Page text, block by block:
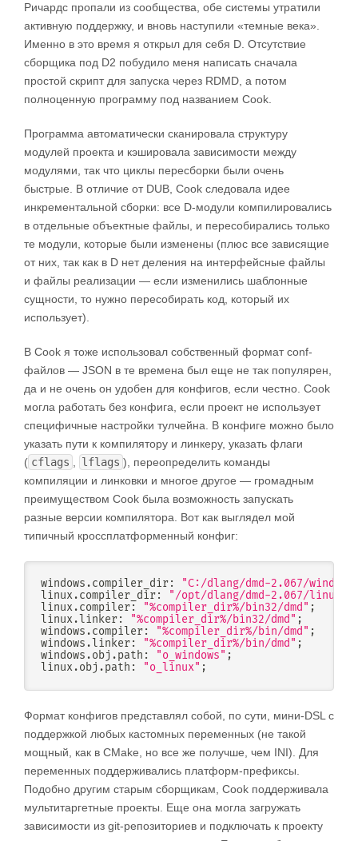
Ричардс пропали из сообщества, обе системы утратили
активную поддержку, и вновь наступили «темные века».
Именно в это время я открыл для себя D. Отсутствие
сборщика под D2 побудило меня написать сначала
простой скрипт для запуска через RDMD, а потом
полноценную программу под названием Cook.
Программа автоматически сканировала структуру
модулей проекта и кэшировала зависимости между
модулями, так что циклы пересборки были очень
быстрые. В отличие от DUB, Cook следовала идее
инкрементальной сборки: все D-модули компилировались
в отдельные объектные файлы, и пересобирались только
те модули, которые были изменены (плюс все зависящие
от них, так как в D нет деления на интерфейсные файлы
и файлы реализации — если изменились шаблонные
сущности, то нужно пересобирать код, который их
использует).
В Cook я тоже использовал собственный формат conf-
файлов — JSON в те времена был еще не так популярен,
да и не очень он удобен для конфигов, если честно. Cook
могла работать без конфига, если проект не использует
специфичные настройки тулчейна. В конфиге можно было
указать пути к компилятору и линкеру, указать флаги
( cflags lflags ), переопределить команды
компиляции и линковки и многое другое — громадным
преимуществом Cook была возможность запускать
разные версии компилятора. Вот как выглядел мой
типичный кроссплатформенный конфиг:
windows .compiler_dir:
"C:/dlang/dmd-2.067/
linux.compiler_dir: "/opt/dlang/dmd-2.067/linux"
linux.compiler: "%compiler_dir%/bin32/dmd" ;
linux. linker: "%compiler_dir%/bin32/dmd" ;
windows .compiler: "%compiler_dir%/bin/dmd" ;
windows . linker: "%compiler_dir%/bin/dmd" ;
windows .obj .path : "o_windows" ;
linux.obj .path : "o_linux" ;
Формат конфигов представлял собой, по сути, мини-DSL с
поддержкой любых кастомных переменных (не такой
мощный, как в CMake, но все же получше, чем INI). Для
переменных поддерживались платформ-префиксы.
Подобно другим старым сборщикам, Cook поддерживала
мультитаргетные проекты. Еще она могла загружать
зависимости из git-репозиториев и подключать к проекту